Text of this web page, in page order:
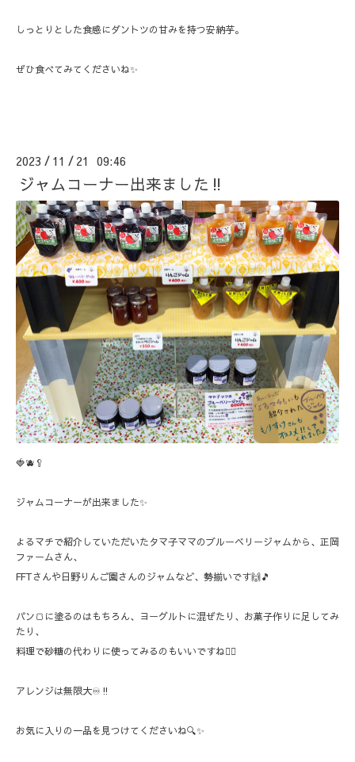
しっとりとした食感にダントツの甘みを持つ安納芋。
ぜひ食べてみてくださいね✨
2023 / 11 / 21 09:46
ジャムコーナー出来ました‼️
🍓🫐🥄
ジャムコーナーが出来ました✨
よるマチで紹介していただいたタマ子ママのブルーベリージャムから、正岡
ファームさん、
FFTさんや日野りんご園さんのジャムなど、勢揃いです🙌🎵
パン🍞に塗るのはもちろん、ヨーグルトに混ぜたり、お菓子作りに足してみ
たり、
料理で砂糖の代わりに使ってみるのもいいですね🙆‍♀️
アレンジは無限大♾️‼️
お気に入りの一品を見つけてくださいね🔍✨